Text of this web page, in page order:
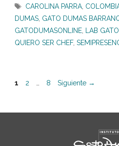
Etiquetas
CAROLINA PARRA
DUMAS GATO DUMAS
GATODUMASONLINE
LAB
QUIERO SER CHEF,
Página
1 Página
2 Página
8 Siguiente →